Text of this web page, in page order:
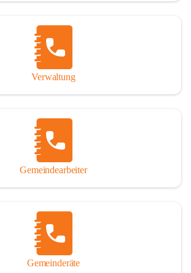
Verwaltung
Gemeindearbeiter
Gemeinderäte